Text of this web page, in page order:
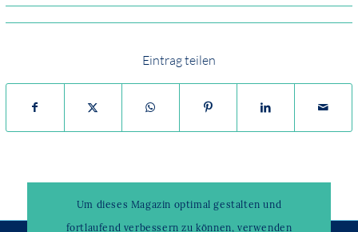
Eintrag teilen
Um dieses Magazin optimal gestalten und
fortlaufend verbessern zu können, verwenden